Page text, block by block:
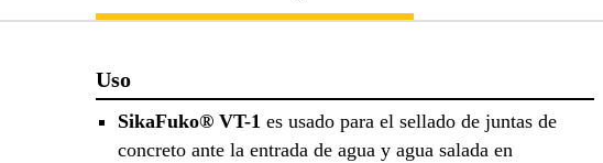
Uso
SikaFuko® VT-1 es usado para el sellado de juntas de
concreto ante la entrada de agua y agua salada en